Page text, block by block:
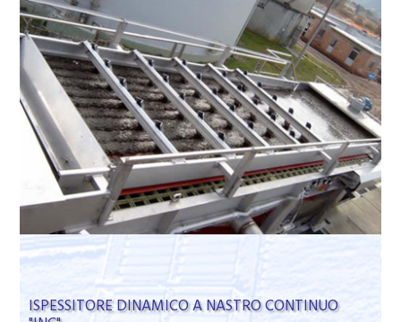
ISPESSITORE DINAMICO A NASTRO CONTINUO